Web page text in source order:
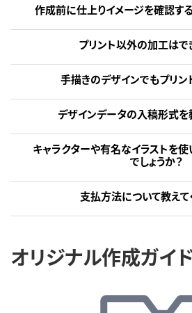
作成前に仕上りイメージを確認す
プリント以外の加工はで
手描きのデザインでもプリン
デザインデータの入稿形式を
キャラクターや有名なイラストを
でしょうか？
支払方法について教えて
オリジナル作成ガイド